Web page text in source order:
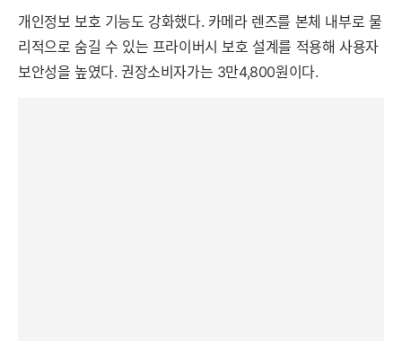
개인정보 보호 기능도 강화했다. 카메라 렌즈를 본체 내부로 물
리적으로 숨길 수 있는 프라이버시 보호 설계를 적용해 사용자
보안성을 높였다. 권장소비자가는 3만4,800원이다.